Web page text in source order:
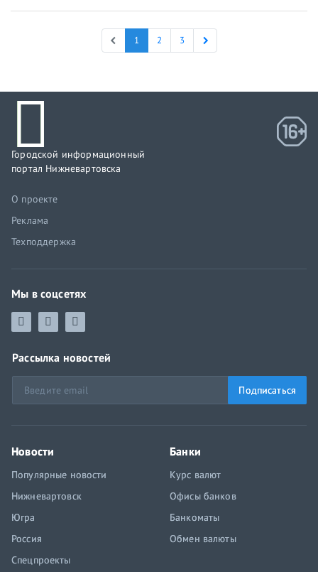
1 2 3
Городской информационный
портал Нижневартовска
О проекте
Реклама
Техподдержка
Мы в соцсетях
Рассылка новостей
Подписаться
Новости
Популярные новости
Нижневартовск
Югра
Россия
Спецпроекты
Банки
Курс валют
Офисы банков
Банкоматы
Обмен валюты